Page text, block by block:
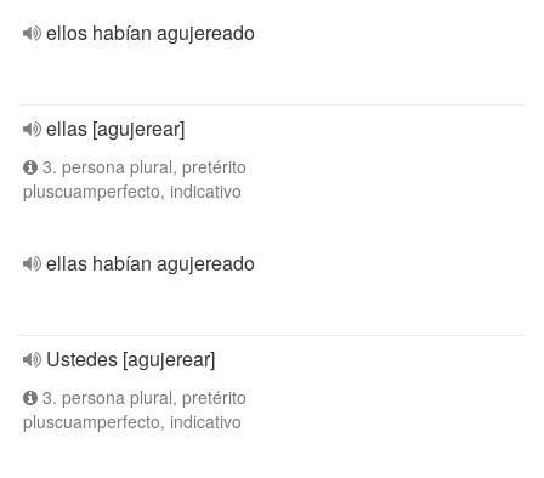
ellos habían agujereado
ellas [agujerear]
3. persona plural, pretérito
pluscuamperfecto, indicativo
ellas habían agujereado
Ustedes [agujerear]
3. persona plural, pretérito
pluscuamperfecto, indicativo